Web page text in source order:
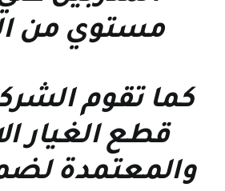
مستوي من
كما تقوم
قطع الغيار
والمعتمدة